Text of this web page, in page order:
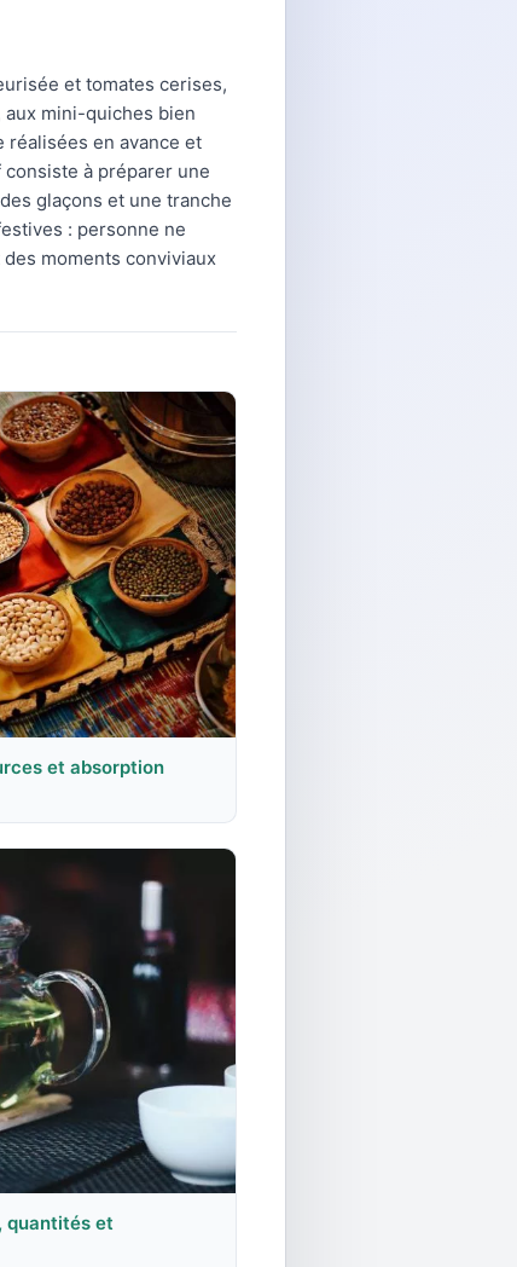
et tomates cerises,
mini-quiches bien
en avance et
à préparer une
glaçons et une tranche
: personne ne
moments conviviaux
et absorption
quantités et